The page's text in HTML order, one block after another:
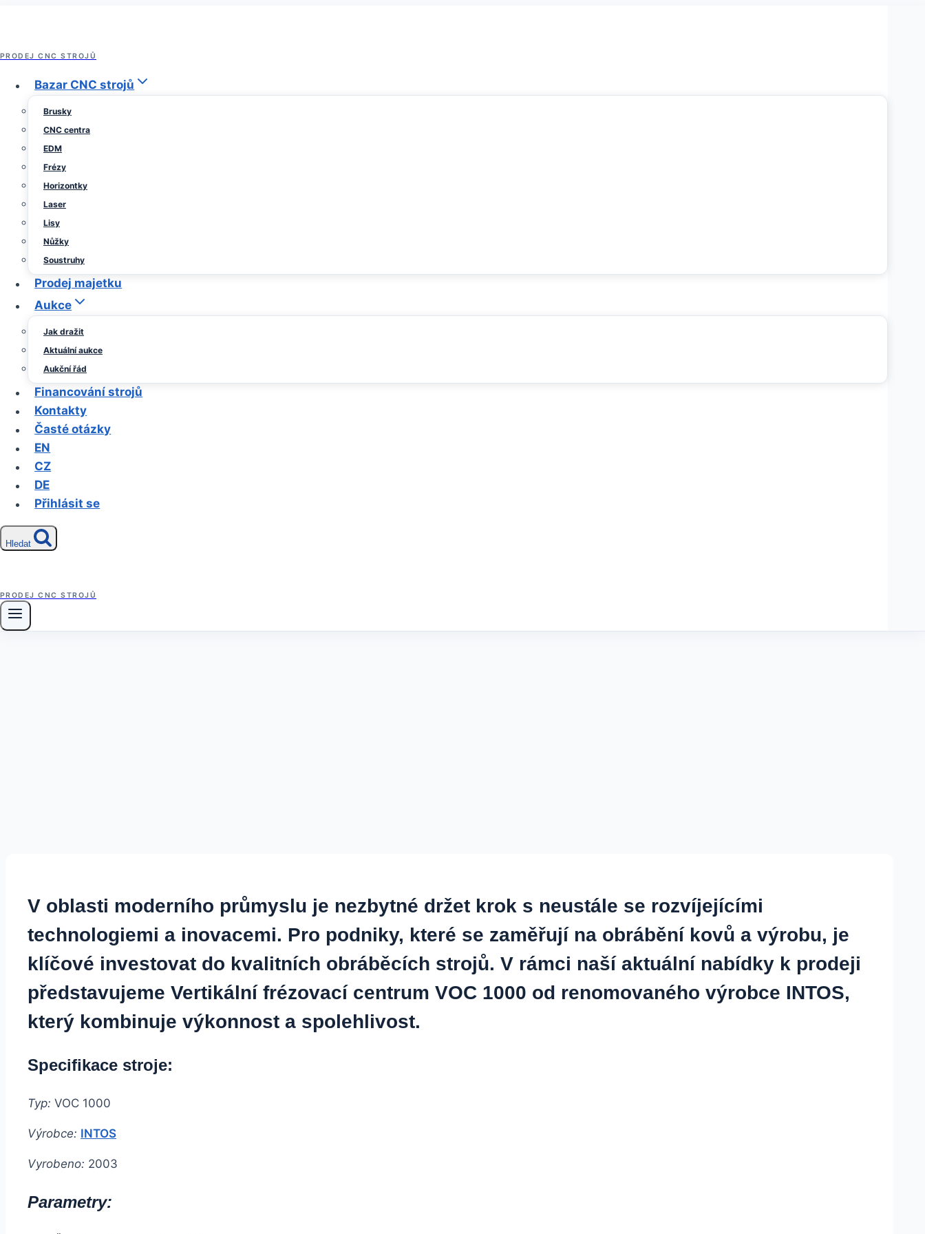
obsah
PRODEJ CNC STROJŮ
Bazar CNC strojů
Brusky
CNC centra
EDM
Frézy
Horizontky
Laser
Lisy
Nůžky
Soustruhy
Prodej majetku
Aukce
Jak dražit
Aktuální aukce
Aukční řád
Financování strojů
Kontakty
Časté otázky
EN
CZ
DE
Přihlásit se
Hledat
PRODEJ CNC STROJŮ
Vertikální frézovací centrum VOC 1000 INTOS
V oblasti moderního průmyslu je nezbytné držet krok s neustále se rozvíjejícími
technologiemi a inovacemi. Pro podniky, které se zaměřují na obrábění kovů a výrobu, je
klíčové investovat do kvalitních obráběcích strojů. V rámci naší aktuální nabídky k prodeji
představujeme Vertikální frézovací centrum VOC 1000 od renomovaného výrobce INTOS,
který kombinuje výkonnost a spolehlivost.
Specifikace stroje:
Typ: VOC 1000
Výrobce: INTOS
Vyrobeno: 2003
Parametry: